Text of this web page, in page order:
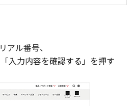
アル番号、
入力内容を確認する」を押す